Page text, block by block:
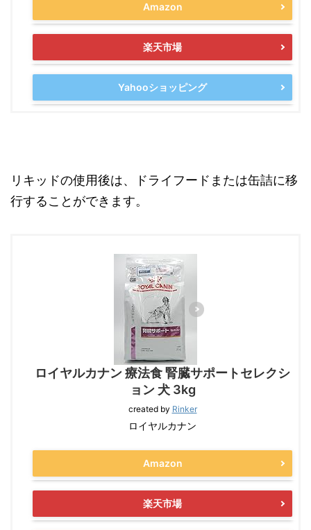
Amazon
楽天市場
Yahooショッピング
リキッドの使用後は、ドライフードまたは缶詰に移
行することができます。
ロイヤルカナン 療法食 腎臓サポートセレクシ
ョン 犬 3kg
created by Rinker
ロイヤルカナン
Amazon
楽天市場